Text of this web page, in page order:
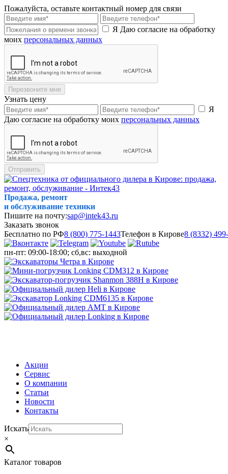
Пожалуйста, оставьте контактный номер для связи
Я Даю согласие на обработку
моих персональных данных
Перезвоните мне
Узнать цену
Я
Даю согласие на обработку моих персональных данных
Отправить
Продажа, ремонт
и обслуживание техники
Пишите на почту:sap@intek43.ru
Заказать звонок
Бесплатно по РФ8 (800) 775-1443Телефон в Кирове8 (8332)
пн-пт: 09:00-18:00; сб,вс: выходной
Акции
Сервис
О компании
Статьи
Новости
Контакты
Искать
×
Каталог товаров